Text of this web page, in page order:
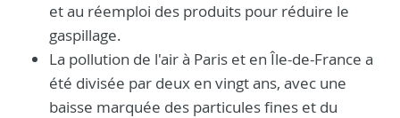
et au réemploi des produits pour réduire le
gaspillage.
La pollution de l'air à Paris et en Île-de-France a
été divisée par deux en vingt ans, avec une
baisse marquée des particules fines et du